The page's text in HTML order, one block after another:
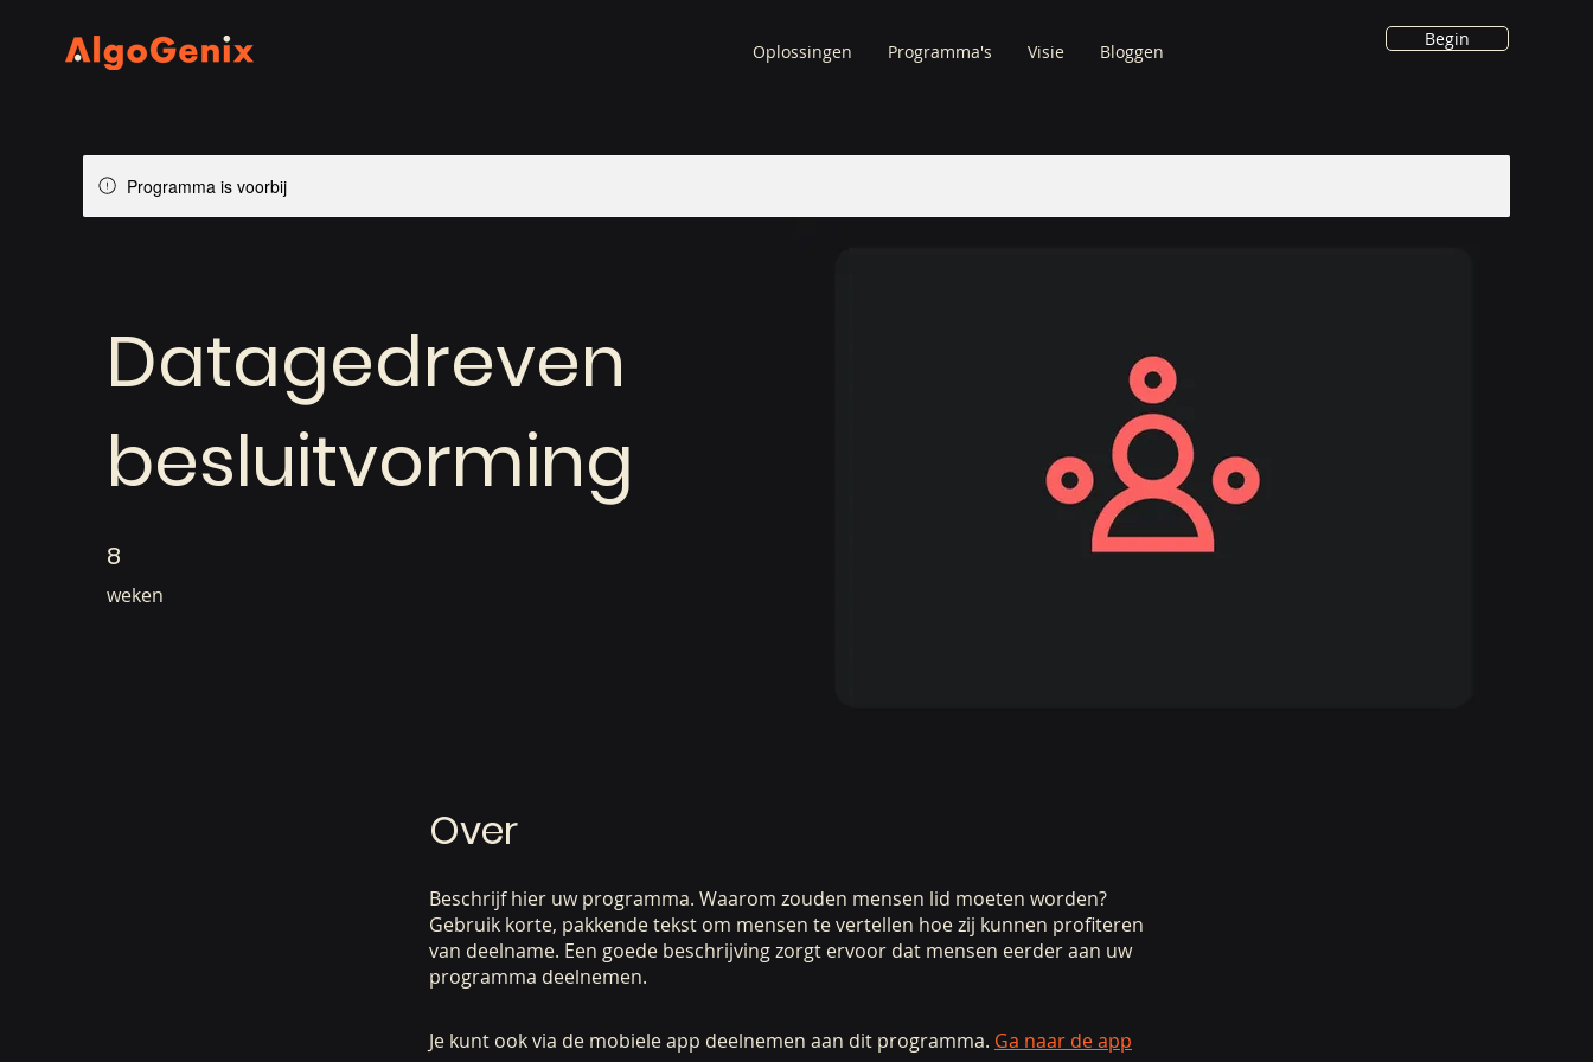
Oplossingen Programma's Visie Bloggen
Begin
Programma is voorbij
Datagedreven
besluitvorming
8
weken
8 weken
Over
Beschrijf hier uw programma. Waarom zouden mensen lid moeten worden?
Gebruik korte, pakkende tekst om mensen te vertellen hoe zij kunnen profiteren
van deelname. Een goede beschrijving zorgt ervoor dat mensen eerder aan uw
programma deelnemen.
Je kunt ook via de mobiele app deelnemen aan dit programma. Ga naar de app